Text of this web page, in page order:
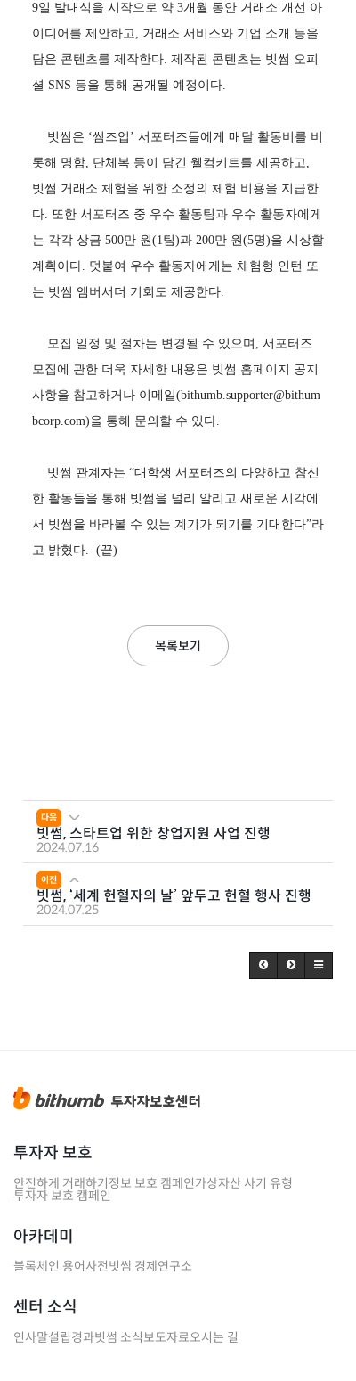
9일 발대식을 시작으로 약 3개월 동안 거래소 개선 아
이디어를 제안하고, 거래소 서비스와 기업 소개 등을
담은 콘텐츠를 제작한다. 제작된 콘텐츠는 빗썸 오피
셜 SNS 등을 통해 공개될 예정이다.
빗썸은 ‘썸즈업’ 서포터즈들에게 매달 활동비를 비
롯해 명함, 단체복 등이 담긴 웰컴키트를 제공하고,
빗썸 거래소 체험을 위한 소정의 체험 비용을 지급한
다. 또한 서포터즈 중 우수 활동팀과 우수 활동자에게
는 각각 상금 500만 원(1팀)과 200만 원(5명)을 시상할
계획이다. 덧붙여 우수 활동자에게는 체험형 인턴 또
는 빗썸 엠버서더 기회도 제공한다.
모집 일정 및 절차는 변경될 수 있으며, 서포터즈
모집에 관한 더욱 자세한 내용은 빗썸 홈페이지 공지
사항을 참고하거나 이메일(bithumb.supporter@bithum
bcorp.com)을 통해 문의할 수 있다.
빗썸 관계자는 “대학생 서포터즈의 다양하고 참신
한 활동들을 통해 빗썸을 널리 알리고 새로운 시각에
서 빗썸을 바라볼 수 있는 계기가 되기를 기대한다”라
고 밝혔다. (끝)
목록보기
다음
빗썸, 스타트업 위한 창업지원 사업 진행
2024.07.16
이전
빗썸, ‘세계 헌혈자의 날’ 앞두고 헌혈 행사 진행
2024.07.25
투자자 보호
안전하게 거래하기정보 보호 캠페인가상자산 사기 유형
투자자 보호 캠페인
아카데미
블록체인 용어사전빗썸 경제연구소
센터 소식
인사말설립경과빗썸 소식보도자료오시는 길